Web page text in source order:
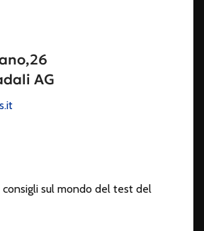
AG
sul mondo del test del